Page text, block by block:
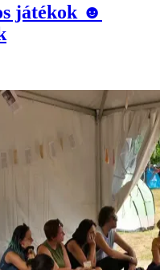
játékok ☻